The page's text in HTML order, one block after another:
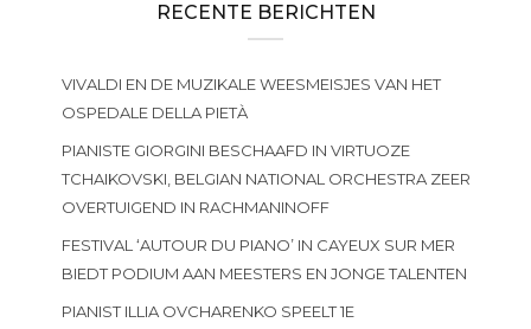
RECENTE BERICHTEN
VIVALDI EN DE MUZIKALE WEESMEISJES VAN HET
OSPEDALE DELLA PIETÀ
PIANISTE GIORGINI BESCHAAFD IN VIRTUOZE
TCHAIKOVSKI, BELGIAN NATIONAL ORCHESTRA ZEER
OVERTUIGEND IN RACHMANINOFF
FESTIVAL ‘AUTOUR DU PIANO’ IN CAYEUX SUR MER
BIEDT PODIUM AAN MEESTERS EN JONGE TALENTEN
PIANIST ILLIA OVCHARENKO SPEELT 1E